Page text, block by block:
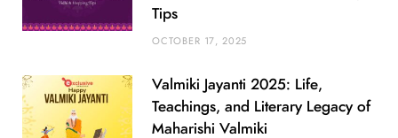
Tips
OCTOBER 17, 2025
Valmiki Jayanti 2025: Life,
Teachings, and Literary Legacy of
Maharishi Valmiki